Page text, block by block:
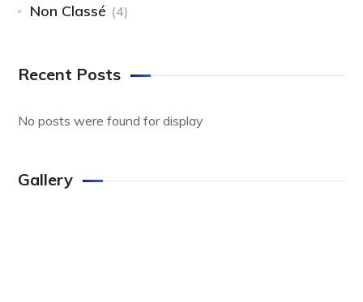
Non Classé (4)
Recent Posts
No posts were found for display
Gallery